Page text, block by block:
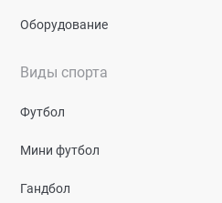
Оборудование
Виды спорта
Футбол
Мини футбол
Гандбол